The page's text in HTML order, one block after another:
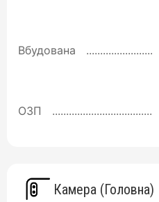
Вбудована
ОЗП
Камера (Головна)